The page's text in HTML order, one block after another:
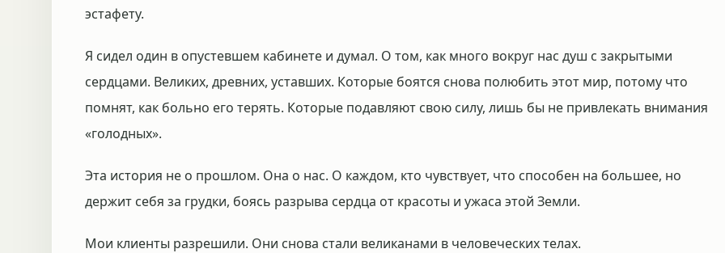
эстафету.
Я сидел один в опустевшем кабинете и думал. О том, как много вокруг нас душ с закрытыми
сердцами. Великих, древних, уставших. Которые боятся снова полюбить этот мир, потому что
помнят, как больно его терять. Которые подавляют свою силу, лишь бы не привлекать внимания
«голодных».
Эта история не о прошлом. Она о нас. О каждом, кто чувствует, что способен на большее, но
держит себя за грудки, боясь разрыва сердца от красоты и ужаса этой Земли.
Мои клиенты разрешили. Они снова стали великанами в человеческих телах.